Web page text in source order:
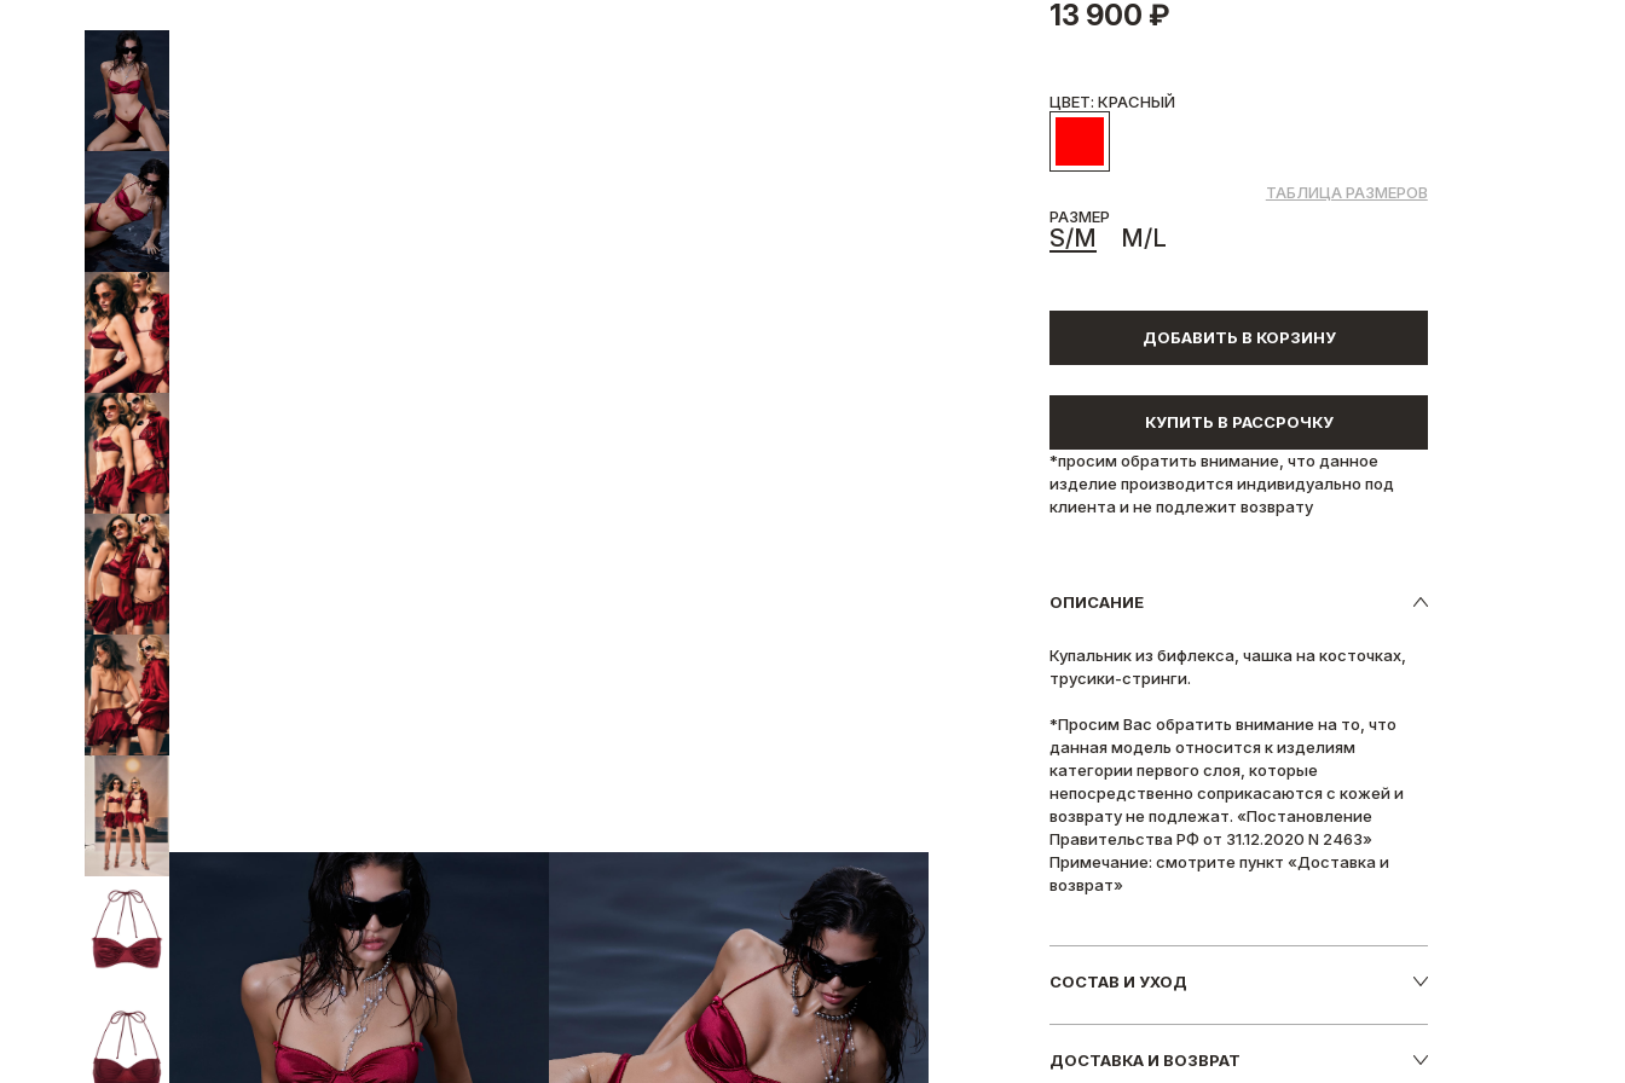
13 900 ₽
ДОБАВИТЬ В КОРЗИНУ
КУПИТЬ В РАССРОЧКУ
*просим обратить внимание, что данное
изделие производится индивидуально под
клиента и не подлежит возврату
РАЗМЕР
S/M M/L
ЦВЕТ: КРАСНЫЙ
ТАБЛИЦА РАЗМЕРОВ
ОПИСАНИЕ
Купальник из бифлекса, чашка на косточках,
трусики-стринги.
*Просим Вас обратить внимание на то, что
данная модель относится к изделиям
категории первого слоя, которые
непосредственно соприкасаются с кожей и
возврату не подлежат. «Постановление
Правительства РФ от 31.12.2020 N 2463»
Примечание: смотрите пункт «Доставка и
возврат»
СОСТАВ И УХОД
ДОСТАВКА И ВОЗВРАТ